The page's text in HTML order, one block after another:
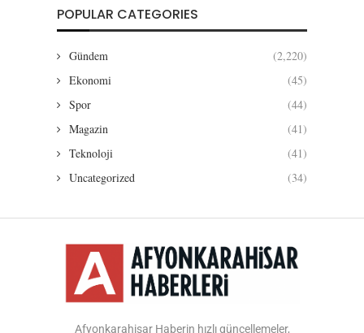
POPULAR CATEGORIES
Gündem
(2,220)
Ekonomi
(45)
Spor
(44)
Magazin
(41)
Teknoloji
(41)
Uncategorized
(34)
Afyonkarahisar Haberin hızlı güncellemeler,